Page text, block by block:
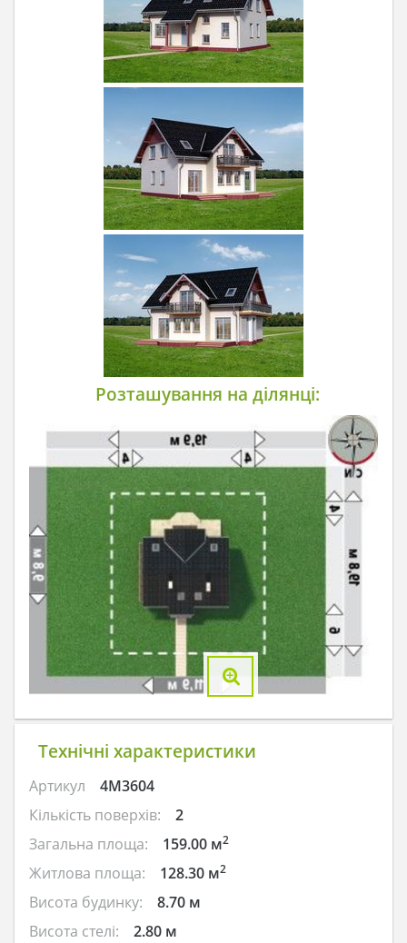
Розташування на ділянці:
Технічні характеристики
Артикул
4M3604
Кількість поверхів:
2
Загальна площа:
159.00 м2
Житлова площа: 128.30 м2
Висота будинку:
8.70 м
Висота стелі:
2.80 м